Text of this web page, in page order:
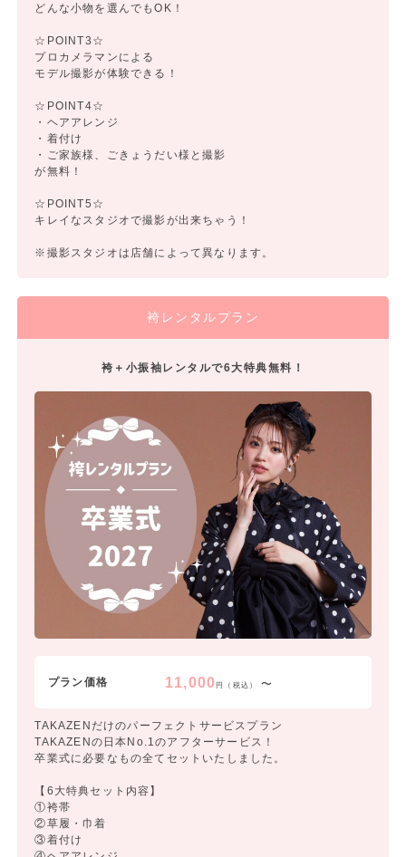
どんな小物を選んでもOK！
☆POINT3☆
プロカメラマンによる
モデル撮影が体験できる！
☆POINT4☆
・ヘアアレンジ
・着付け
・ご家族様、ごきょうだい様と撮影
が無料！
☆POINT5☆
キレイなスタジオで撮影が出来ちゃう！
※撮影スタジオは店舗によって異なります。
袴レンタルプラン
袴＋小振袖レンタルで6大特典無料！
プラン価格 11,000円（税込） 〜
TAKAZENだけのパーフェクトサービスプラン
TAKAZENの日本No.1のアフターサービス！
卒業式に必要なもの全てセットいたしました。
【6大特典セット内容】
①袴帯
②草履・巾着
③着付け